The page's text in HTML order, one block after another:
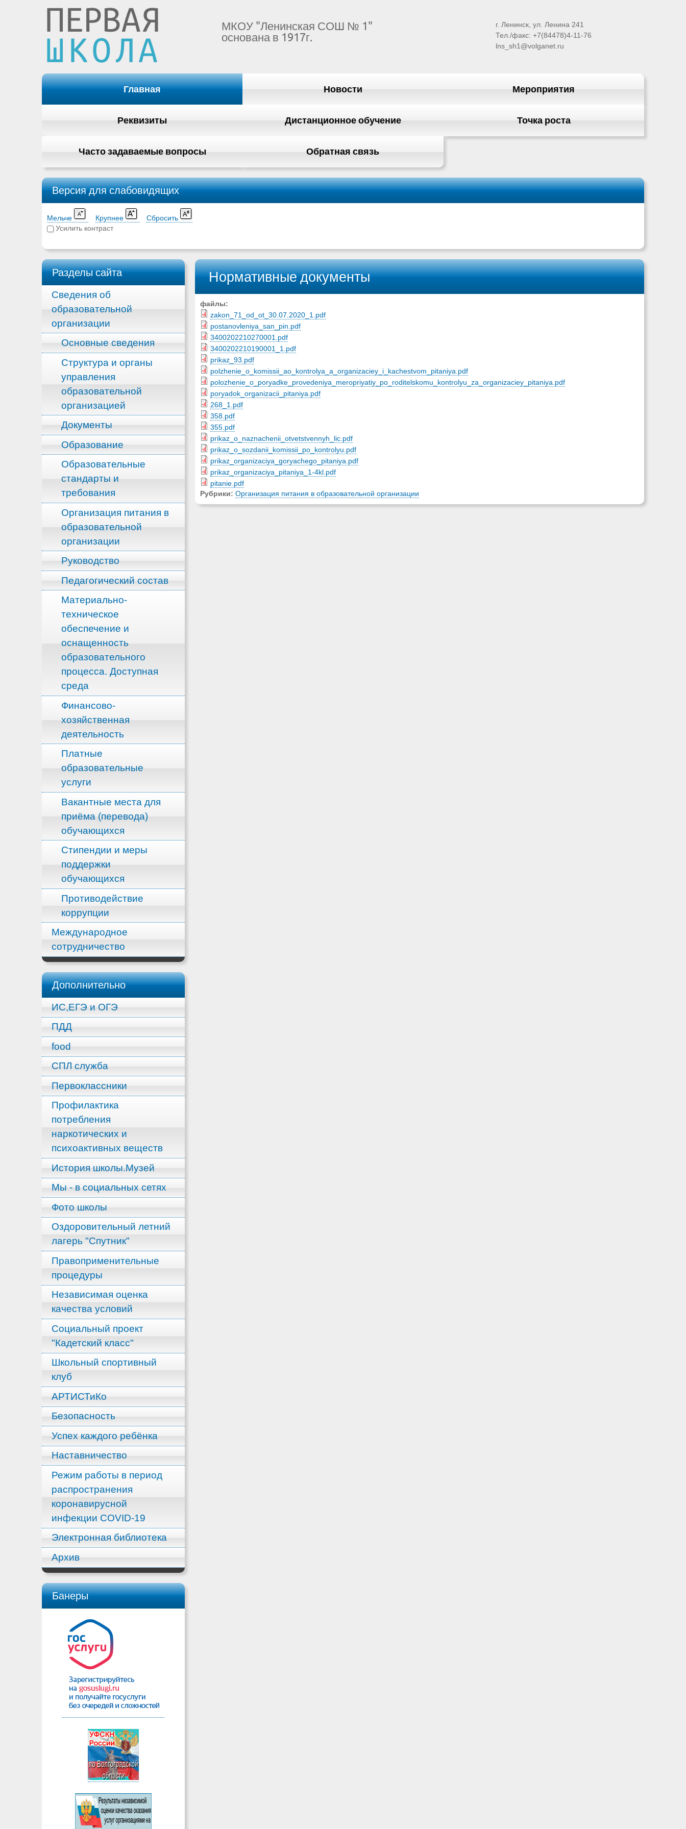
МКОУ "Ленинская СОШ № 1"
основана в 1917г.
г. Ленинск, ул. Ленина 241
Тел./факс: +7(84478)4-11-76
lns_sh1@volganet.ru
Главная Новости Мероприятия
Реквизиты Дистанционное обучение Точка роста
Часто задаваемые вопросы Обратная связь
Версия для слабовидящих
Мельче Крупнее
Сбросить
Усилить контраст
Разделы сайта
Сведения об
образовательной
организации
Основные сведения
Структура и органы
управления
образовательной
организацией
Документы
Образование
Образовательные
стандарты и
требования
Организация питания в
образовательной
организации
Руководство
Педагогический состав
Материально-
техническое
обеспечение и
оснащенность
образовательного
процесса. Доступная
среда
Финансово-
хозяйственная
деятельность
Платные
образовательные
услуги
Вакантные места для
приёма (перевода)
обучающихся
Стипендии и меры
поддержки
обучающихся
Противодействие
коррупции
Международное
сотрудничество
Дополнительно
ИС,ЕГЭ и ОГЭ
ПДД
food
СПЛ служба
Первоклассники
Профилактика
потребления
наркотических и
психоактивных веществ
История школы.Музей
Мы - в социальных сетях
Фото школы
Оздоровительный летний
лагерь "Спутник"
Правоприменительные
процедуры
Независимая оценка
качества условий
Социальный проект
"Кадетский класс"
Школьный спортивный
клуб
АРТИСТиКо
Безопасность
Успех каждого ребёнка
Наставничество
Режим работы в период
распространения
коронавирусной
инфекции COVID-19
Электронная библиотека
Архив
Банеры
Нормативные документы
файлы:
zakon_71_od_ot_30.07.2020_1.pdf
postanovleniya_san_pin.pdf
3400202210270001.pdf
3400202210190001_1.pdf
prikaz_93.pdf
polzhenie_o_komissii_ao_kontrolya_a_organizaciey_i_kachestvom_pitaniya.pdf
polozhenie_o_poryadke_provedeniya_meropriyatiy_po_roditelskomu_kontrolyu_za_organizaciey_pitaniya.pdf
poryadok_organizacii_pitaniya.pdf
268_1.pdf
358.pdf
355.pdf
prikaz_o_naznachenii_otvetstvennyh_lic.pdf
prikaz_o_sozdanii_komissii_po_kontrolyu.pdf
prikaz_organizaciya_goryachego_pitaniya.pdf
prikaz_organizaciya_pitaniya_1-4kl.pdf
pitanie.pdf
Рубрики: Организация питания в образовательной организации